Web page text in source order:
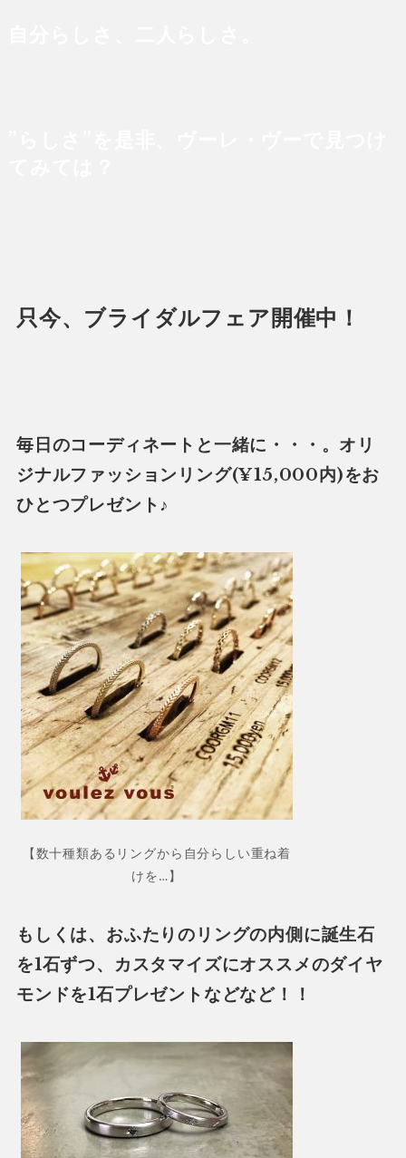
只今、ブライダルフェア開催中！
毎日のコーディネートと一緒に・・・。オリ
ジナルファッションリング(¥15,000内)をお
ひとつプレゼント♪
【数十種類あるリングから自分らしい重ね着
けを…】
もしくは、おふたりのリングの内側に誕生石
を1石ずつ、カスタマイズにオススメのダイヤ
モンドを1石プレゼントなどなど！！